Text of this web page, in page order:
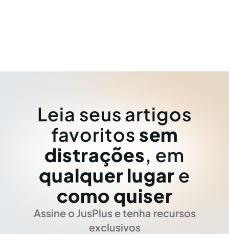
Leia seus artigos
favoritos sem
distrações, em
qualquer lugar e
como quiser
Assine o JusPlus e tenha recursos
exclusivos